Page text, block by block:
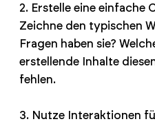
2. Erstelle eine einfache
Zeichne den typischen
Fragen haben sie?
erstellende Inhalte
fehlen.
3. Nutze Interaktionen